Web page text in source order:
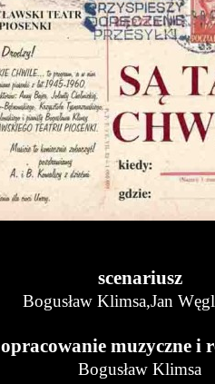
scenariusz
Bogusław Klimsa,Jan
opracowanie muzyczne i
Bogusław Klimsa